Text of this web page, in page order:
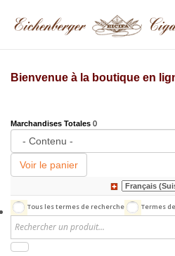
Bienvenue à la boutique en
Marchandises Totales 0
Voir le panier
Tous les termes de recherche Termes